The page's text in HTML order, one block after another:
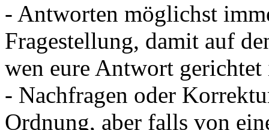
- Antworten möglichst
Fragestellung, damit auf
wen eure Antwort gerichtet
- Nachfragen oder
Ordnung, aber falls von